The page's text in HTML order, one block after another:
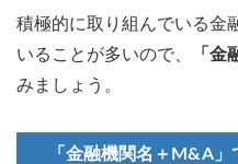
積極的に取り組んでいる金
いることが多いので、
「金
みましょう。
「金融機関名＋M&A」